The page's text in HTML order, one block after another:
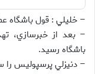
– خليلي : قول باشگاه
– بعد از خبرسازي،
باشگاه رسيد.
– دنيزلي پرسپوليس را